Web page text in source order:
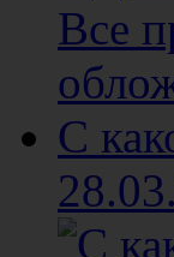
Все
С